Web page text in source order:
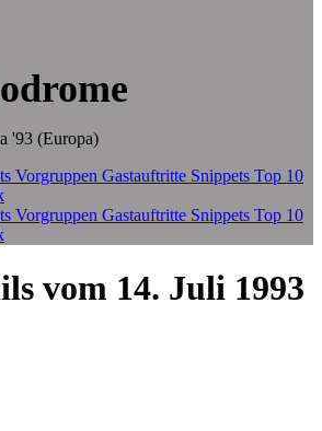
'93 (Europa)
Vorgruppen Gastauftritte Snippets Top 10
Vorgruppen Gastauftritte Snippets Top 10
vom 14. Juli 1993